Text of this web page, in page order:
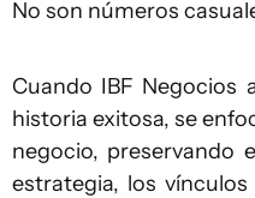
No son números
Cuando IBF Negocios
historia exitosa, se
negocio, preservando
estrategia, los